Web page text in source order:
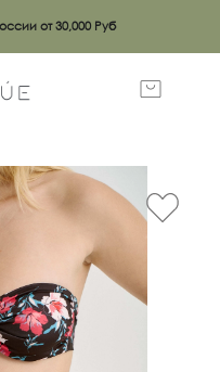
от 30,000 Руб